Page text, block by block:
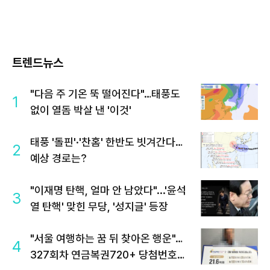
트렌드뉴스
1
"다음 주 기온 뚝 떨어진다"…태풍도
없이 열돔 박살 낸 '이것'
2
태풍 '돌핀'·'찬홈' 한반도 빗겨간다…
예상 경로는?
3
"이재명 탄핵, 얼마 안 남았다"...'윤석
열 탄핵' 맞힌 무당, '성지글' 등장
4
"서울 여행하는 꿈 뒤 찾아온 행운"…
327회차 연금복권720+ 당첨번호조